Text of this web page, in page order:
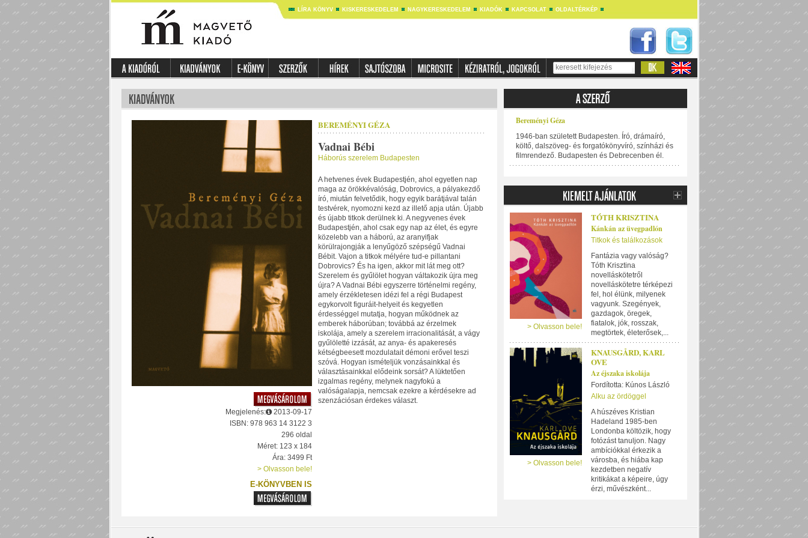
LÍRA KÖNYV KISKERESKEDELEM NAGYKERESKEDELEM KIADÓK KAPCSOLAT OLDALTÉRKÉP
Megjelenés:
2013-09-17
ISBN: 978 963 14 3122 3
296 oldal
Méret: 123 x 184
Ára: 3499 Ft
> Olvasson bele!
E-KÖNYVBEN IS
BEREMÉNYI GÉZA
Vadnai Bébi
Háborús szerelem Budapesten
A hetvenes évek Budapestjén, ahol egyetlen nap
maga az örökkévalóság, Dobrovics, a pályakezdő
író, miután felvetődik, hogy egyik barátjával talán
testvérek, nyomozni kezd az illető apja után. Újabb
és újabb titkok derülnek ki. A negyvenes évek
Budapestjén, ahol csak egy nap az élet, és egyre
közelebb van a háború, az aranyifjak
körülrajongják a lenyűgöző szépségű Vadnai
Bébit. Vajon a titkok mélyére tud-e pillantani
Dobrovics? És ha igen, akkor mit lát meg ott?
Szerelem és gyűlölet hogyan váltakozik újra meg
újra? A Vadnai Bébi egyszerre történelmi regény,
amely érzékletesen idézi fel a régi Budapest
egykorvolt figuráit-helyeit és kegyetlen
érdességgel mutatja, hogyan működnek az
emberek háborúban; továbbá az érzelmek
iskolája, amely a szerelem irracionalitását, a vágy
gyűlöletté izzását, az anya- és apakeresés
kétségbeesett mozdulatait démoni erővel teszi
szóvá. Hogyan ismételjük vonzásainkkal és
választásainkkal elődeink sorsát? A lüktetően
izgalmas regény, melynek nagyfokú a
valóságalapja, nemcsak ezekre a kérdésekre ad
szenzációsan érdekes választ.
Bereményi Géza
1946-ban született Budapesten. Író, drámaíró,
költő, dalszöveg- és forgatókönyvíró, színházi és
filmrendező. Budapesten és Debrecenben él.
> Olvasson bele!
TÓTH KRISZTINA
Kánkán az üvegpadlón
Titkok és találkozások
Fantázia vagy valóság?
Tóth Krisztina
novelláskötetről
novelláskötetre térképezi
fel, hol élünk, milyenek
vagyunk. Szegények,
gazdagok, öregek,
fiatalok, jók, rosszak,
megtörtek, életerősek,...
> Olvasson bele!
KNAUSGÅRD, KARL
OVE
Az éjszaka iskolája
Fordította: Kúnos László
Alku az ördöggel
A húszéves Kristian
Hadeland 1985-ben
Londonba költözik, hogy
fotózást tanuljon. Nagy
ambíciókkal érkezik a
városba, és hiába kap
kezdetben negatív
kritikákat a képeire, úgy
érzi, művészként...